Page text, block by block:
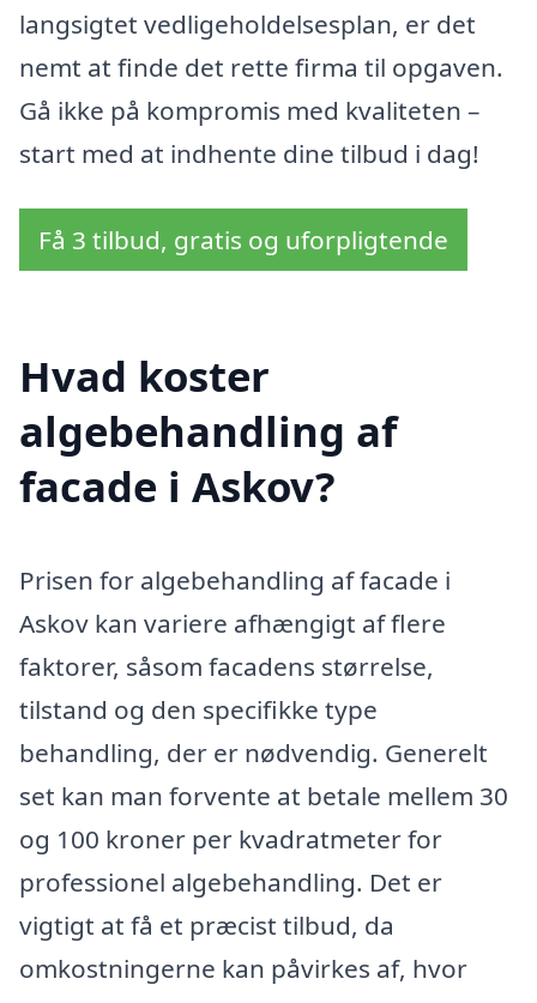
langsigtet vedligeholdelsesplan, er det
nemt at finde det rette firma til opgaven.
Gå ikke på kompromis med kvaliteten –
start med at indhente dine tilbud i dag!
Få 3 tilbud, gratis og uforpligtende
Hvad koster
algebehandling af
facade i Askov?
Prisen for algebehandling af facade i
Askov kan variere afhængigt af flere
faktorer, såsom facadens størrelse,
tilstand og den specifikke type
behandling, der er nødvendig. Generelt
set kan man forvente at betale mellem 30
og 100 kroner per kvadratmeter for
professionel algebehandling. Det er
vigtigt at få et præcist tilbud, da
omkostningerne kan påvirkes af, hvor